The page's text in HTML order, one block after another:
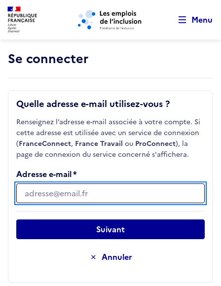
Aller au menu principal Aller au contenu principal
Menu
Se connecter
Quelle adresse e-mail utilisez-vous ?
Renseignez l’adresse e-mail associée à votre compte. Si
cette adresse est utilisée avec un service de connexion
(FranceConnect, France Travail ou ProConnect), la
page de connexion du service concerné s'affichera.
Adresse e-mail
Adresse e-mail
Annuler
Suivant
Retour au début de la page
Panneau de gestion des cookies